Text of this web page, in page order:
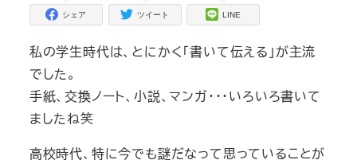
シェア ツイート LINE
私の学生時代は、とにかく「書いて伝える」が主流
でした。
手紙、交換ノート、小説、マンガ・・・いろいろ書いて
ましたね笑
高校時代、特に今でも謎だなって思っていることが